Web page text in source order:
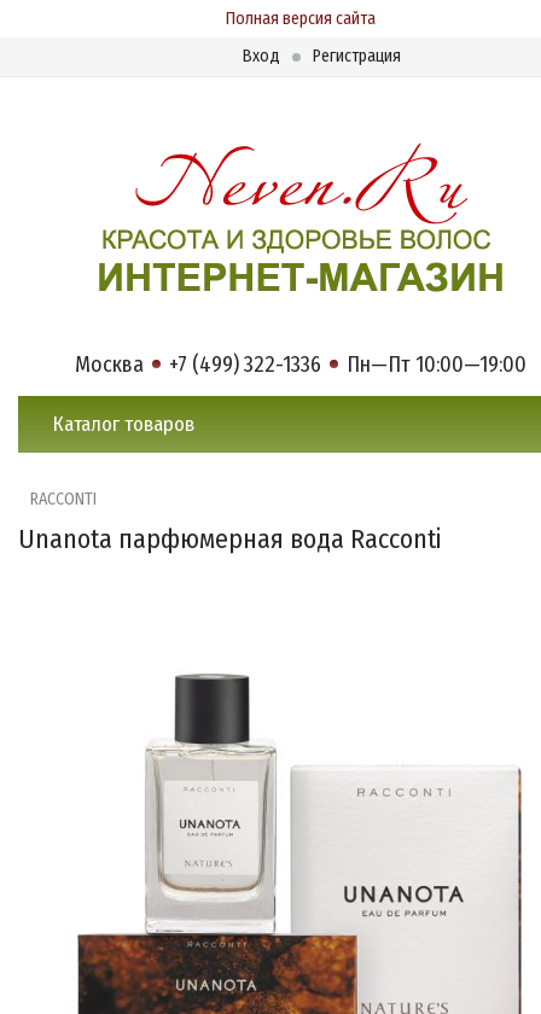
Полная версия сайта
Вход
Регистрация
Москва +7 (499) 322-1336 Пн—Пт 10:00—19:00
Каталог товаров
RACCONTI
Unanota парфюмерная вода Racconti